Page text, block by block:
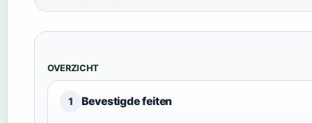
OVERZICHT
1 Bevestigde feiten